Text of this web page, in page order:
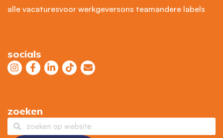
alle vacaturesvoor werkgeversons teamandere labels
socials
zoeken